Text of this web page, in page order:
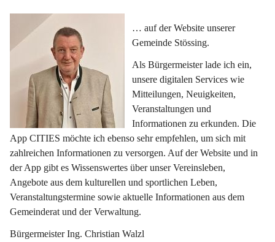
… auf der Website unserer
Gemeinde Stössing.
Als Bürgermeister lade ich ein,
unsere digitalen Services wie
Mitteilungen, Neuigkeiten,
Veranstaltungen und
Informationen zu erkunden. Die
App CITIES möchte ich ebenso sehr empfehlen, um sich mit
zahlreichen Informationen zu versorgen. Auf der Website und in
der App gibt es Wissenswertes über unser Vereinsleben,
Angebote aus dem kulturellen und sportlichen Leben,
Veranstaltungstermine sowie aktuelle Informationen aus dem
Gemeinderat und der Verwaltung.
Bürgermeister Ing. Christian Walzl